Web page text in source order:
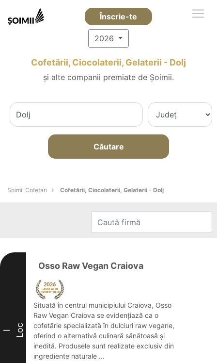
Înscrie-te
2026
Cofetării, Ciocolaterii, Gelaterii - Dolj
și alte companii premiate de Șoimii.
Căutare
Șoimii Cofetari Cofetării, Ciocolaterii, Gelaterii - Dolj
I Loc
Osso Raw Vegan Craiova
Situată în centrul municipiului Craiova, Osso
Raw Vegan Craiova se evidențiază ca o
cofetărie specializată în dulciuri raw vegane,
oferind o alternativă culinară sănătoasă și
inedită. Produsele sunt realizate exclusiv din
ingrediente naturale ...